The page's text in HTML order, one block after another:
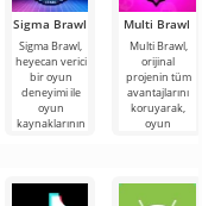
Sigma Brawl
Sigma Brawl,
heyecan verici
bir oyun
deneyimi ile
oyun
kaynaklarının
Multi Brawl
Multi Brawl,
orijinal
projenin tüm
avantajlarını
koruyarak,
oyun